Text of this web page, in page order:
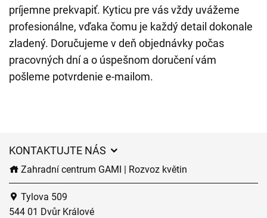
príjemne prekvapiť. Kyticu pre vás vždy uvážeme
profesionálne, vďaka čomu je každý detail dokonale
zladený. Doručujeme v deň objednávky počas
pracovných dní a o úspešnom doručení vám
pošleme potvrdenie e-mailom.
KONTAKTUJTE NÁS
Zahradní centrum GAMI | Rozvoz květin
Tylova 509
544 01 Dvůr Králové